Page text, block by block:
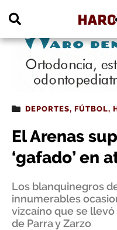
DEPORTES, FÚTBOL,
El Arenas
‘gafado’ en
Los blanquinegros
innumerables
vizcaíno que se
de Parra y Zarzo